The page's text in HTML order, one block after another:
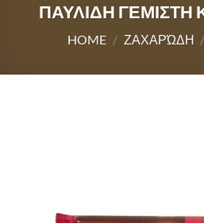
ΠΑΥΛΙΔΗ ΓΕΜΙΣΤΗ
HOME / ΖΑΧΑΡΏΔΗ /